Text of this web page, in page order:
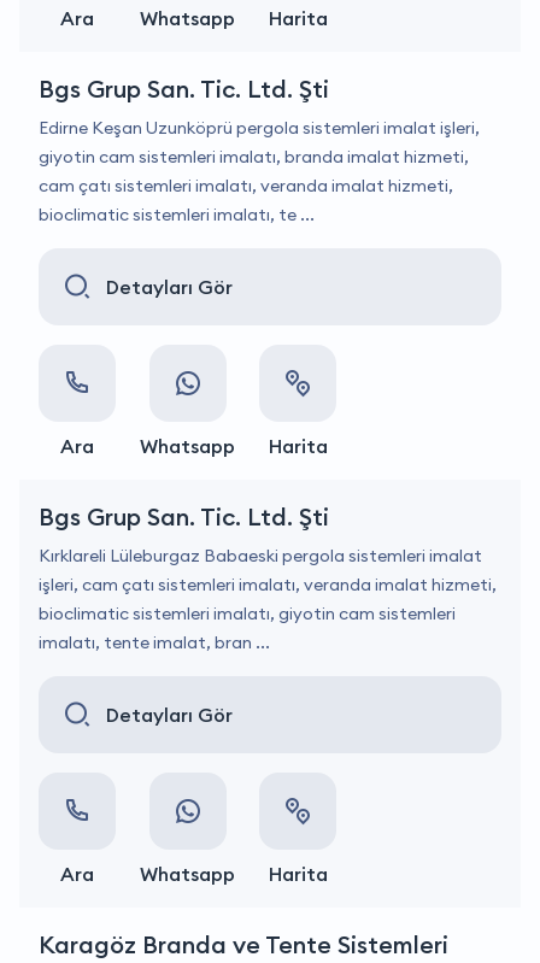
Ara Whatsapp Harita
Bgs Grup San. Tic. Ltd. Şti
Edirne Keşan Uzunköprü pergola sistemleri imalat işleri,
giyotin cam sistemleri imalatı, branda imalat hizmeti,
cam çatı sistemleri imalatı, veranda imalat hizmeti,
bioclimatic sistemleri imalatı, te ...
Detayları Gör
Ara Whatsapp Harita
Bgs Grup San. Tic. Ltd. Şti
Kırklareli Lüleburgaz Babaeski pergola sistemleri imalat
işleri, cam çatı sistemleri imalatı, veranda imalat hizmeti,
bioclimatic sistemleri imalatı, giyotin cam sistemleri
imalatı, tente imalat, bran ...
Detayları Gör
Ara Whatsapp Harita
Karagöz Branda ve Tente Sistemleri